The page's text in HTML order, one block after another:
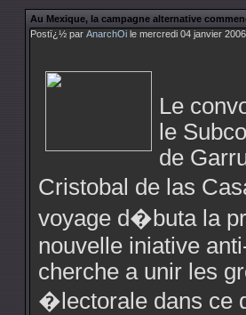
Au Mexique, la campagne alternative
Postï¿½ par AnarchOi le mercredi 04 janvier
Le
le
de
Cristobal de las
voyage d�buta la
nouvelle iniative
cherche a unir les
�lectorale dans ce